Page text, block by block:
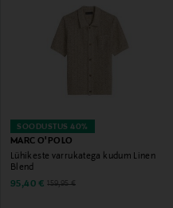
SOODUSTUS 40%
MARC O'POLO
Lühikeste varrukatega kudum Linen
Blend
Discounted Price
95,40 € Original Price
159,95 €